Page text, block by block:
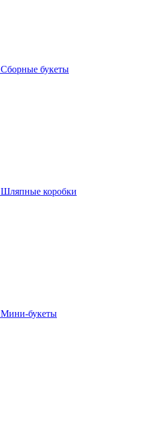
Сборные букеты
Шляпные коробки
Мини-букеты